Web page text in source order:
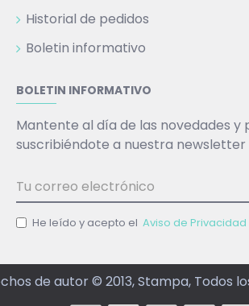
Historial de pedidos
Boletin informativo
BOLETIN INFORMATIVO
Mantente al día de las novedades y
suscribiéndote a nuestra newsletter
He leído y acepto el Aviso de Privacidad
de autor © 2013, Stampa, Todos